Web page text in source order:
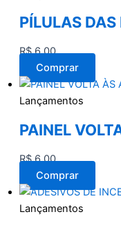
PÍLULAS DAS
R$6,00
Comprar
Lançamentos
PAINEL
R$6,00
Comprar
Lançamentos